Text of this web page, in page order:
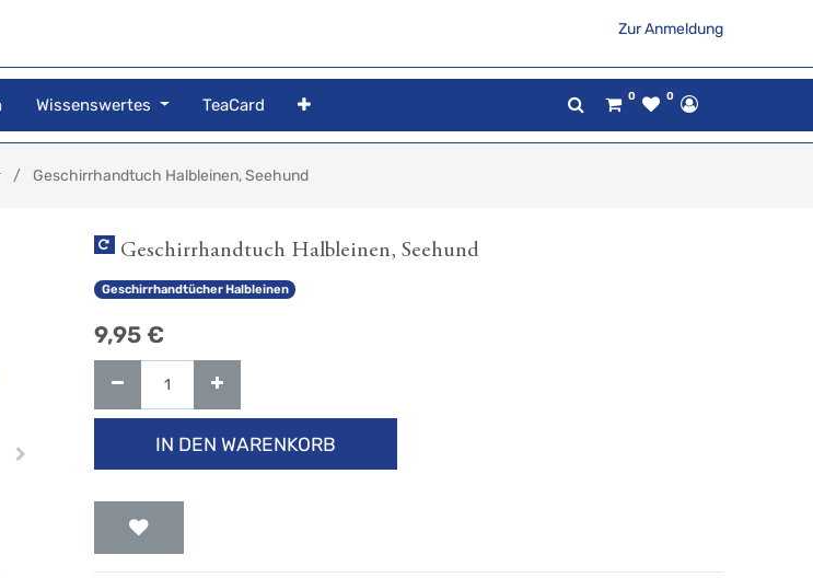
Zur Anmeldung
Wissenswertes TeaCard 0 0
Geschirrhandtuch Halbleinen, Seehund
Geschirrhandtuch Halbleinen, Seehund
Geschirrhandtücher Halbleinen
9,95 €
IN DEN WARENKORB